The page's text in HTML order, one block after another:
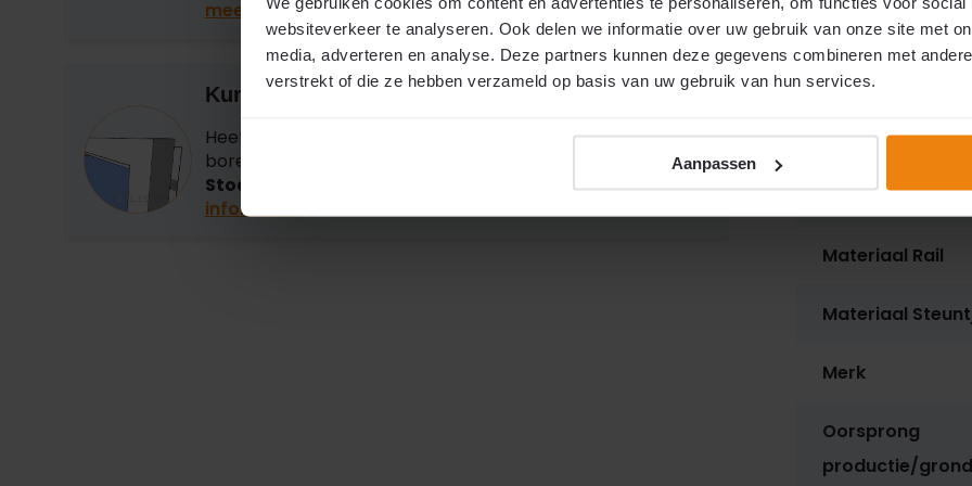
websiteverkeer te analyseren. Ook delen we informatie over uw gebruik van onze site met
media, adverteren en analyse. Deze partners kunnen deze gegevens combineren met
verstrekt of die ze hebben verzameld op basis van uw gebruik van hun services.
Aanpassen
meetinstructies
Kunststof kozijnen?
Heeft u kunststof kozijnen en wilt u daar liever niet in
boren? Wij adviseren u gebruik te maken van onze
Stoelprofiel met dubbelzijdig tape
Klik hier voormeer
informatie
Hoogte
Gewicht
Materiaal hulsjes
Materiaal
Materiaal Rail
Materiaal
Merk
Oorsprong
productie/